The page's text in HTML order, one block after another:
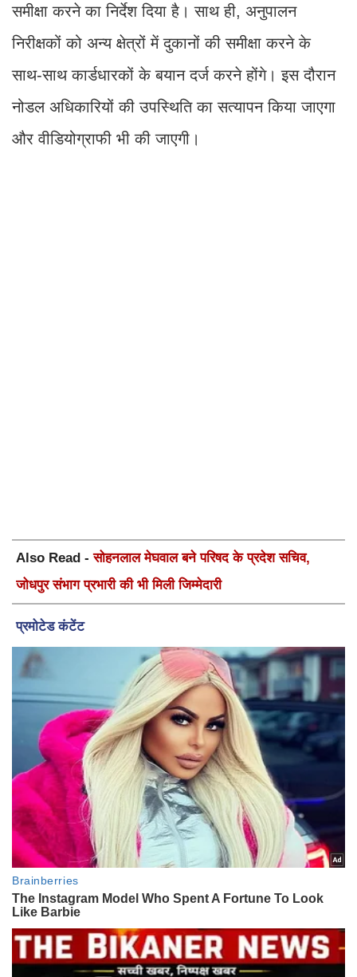
समीक्षा करने का निर्देश दिया है। साथ ही, अनुपालन
निरीक्षकों को अन्य क्षेत्रों में दुकानों की समीक्षा करने के
साथ-साथ कार्डधारकों के बयान दर्ज करने होंगे। इस दौरान
नोडल अधिकारियों की उपस्थिति का सत्यापन किया जाएगा
और वीडियोग्राफी भी की जाएगी।
Also Read -सोहनलाल मेघवाल बने परिषद के प्रदेश सचिव,
जोधपुर संभाग प्रभारी की भी मिली जिम्मेदारी